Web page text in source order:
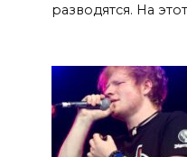
разводятся. На